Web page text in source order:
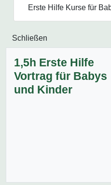
Erste Hilfe Kurse für
Schließen
1,5h Erste Hilfe
Vortrag für Babys
und Kinder